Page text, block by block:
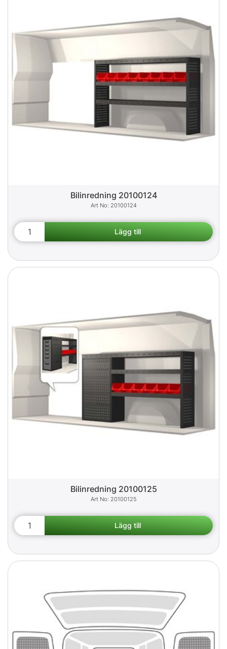
Bilinredning 20100124
20100124
Bilinredning 20100125
20100125